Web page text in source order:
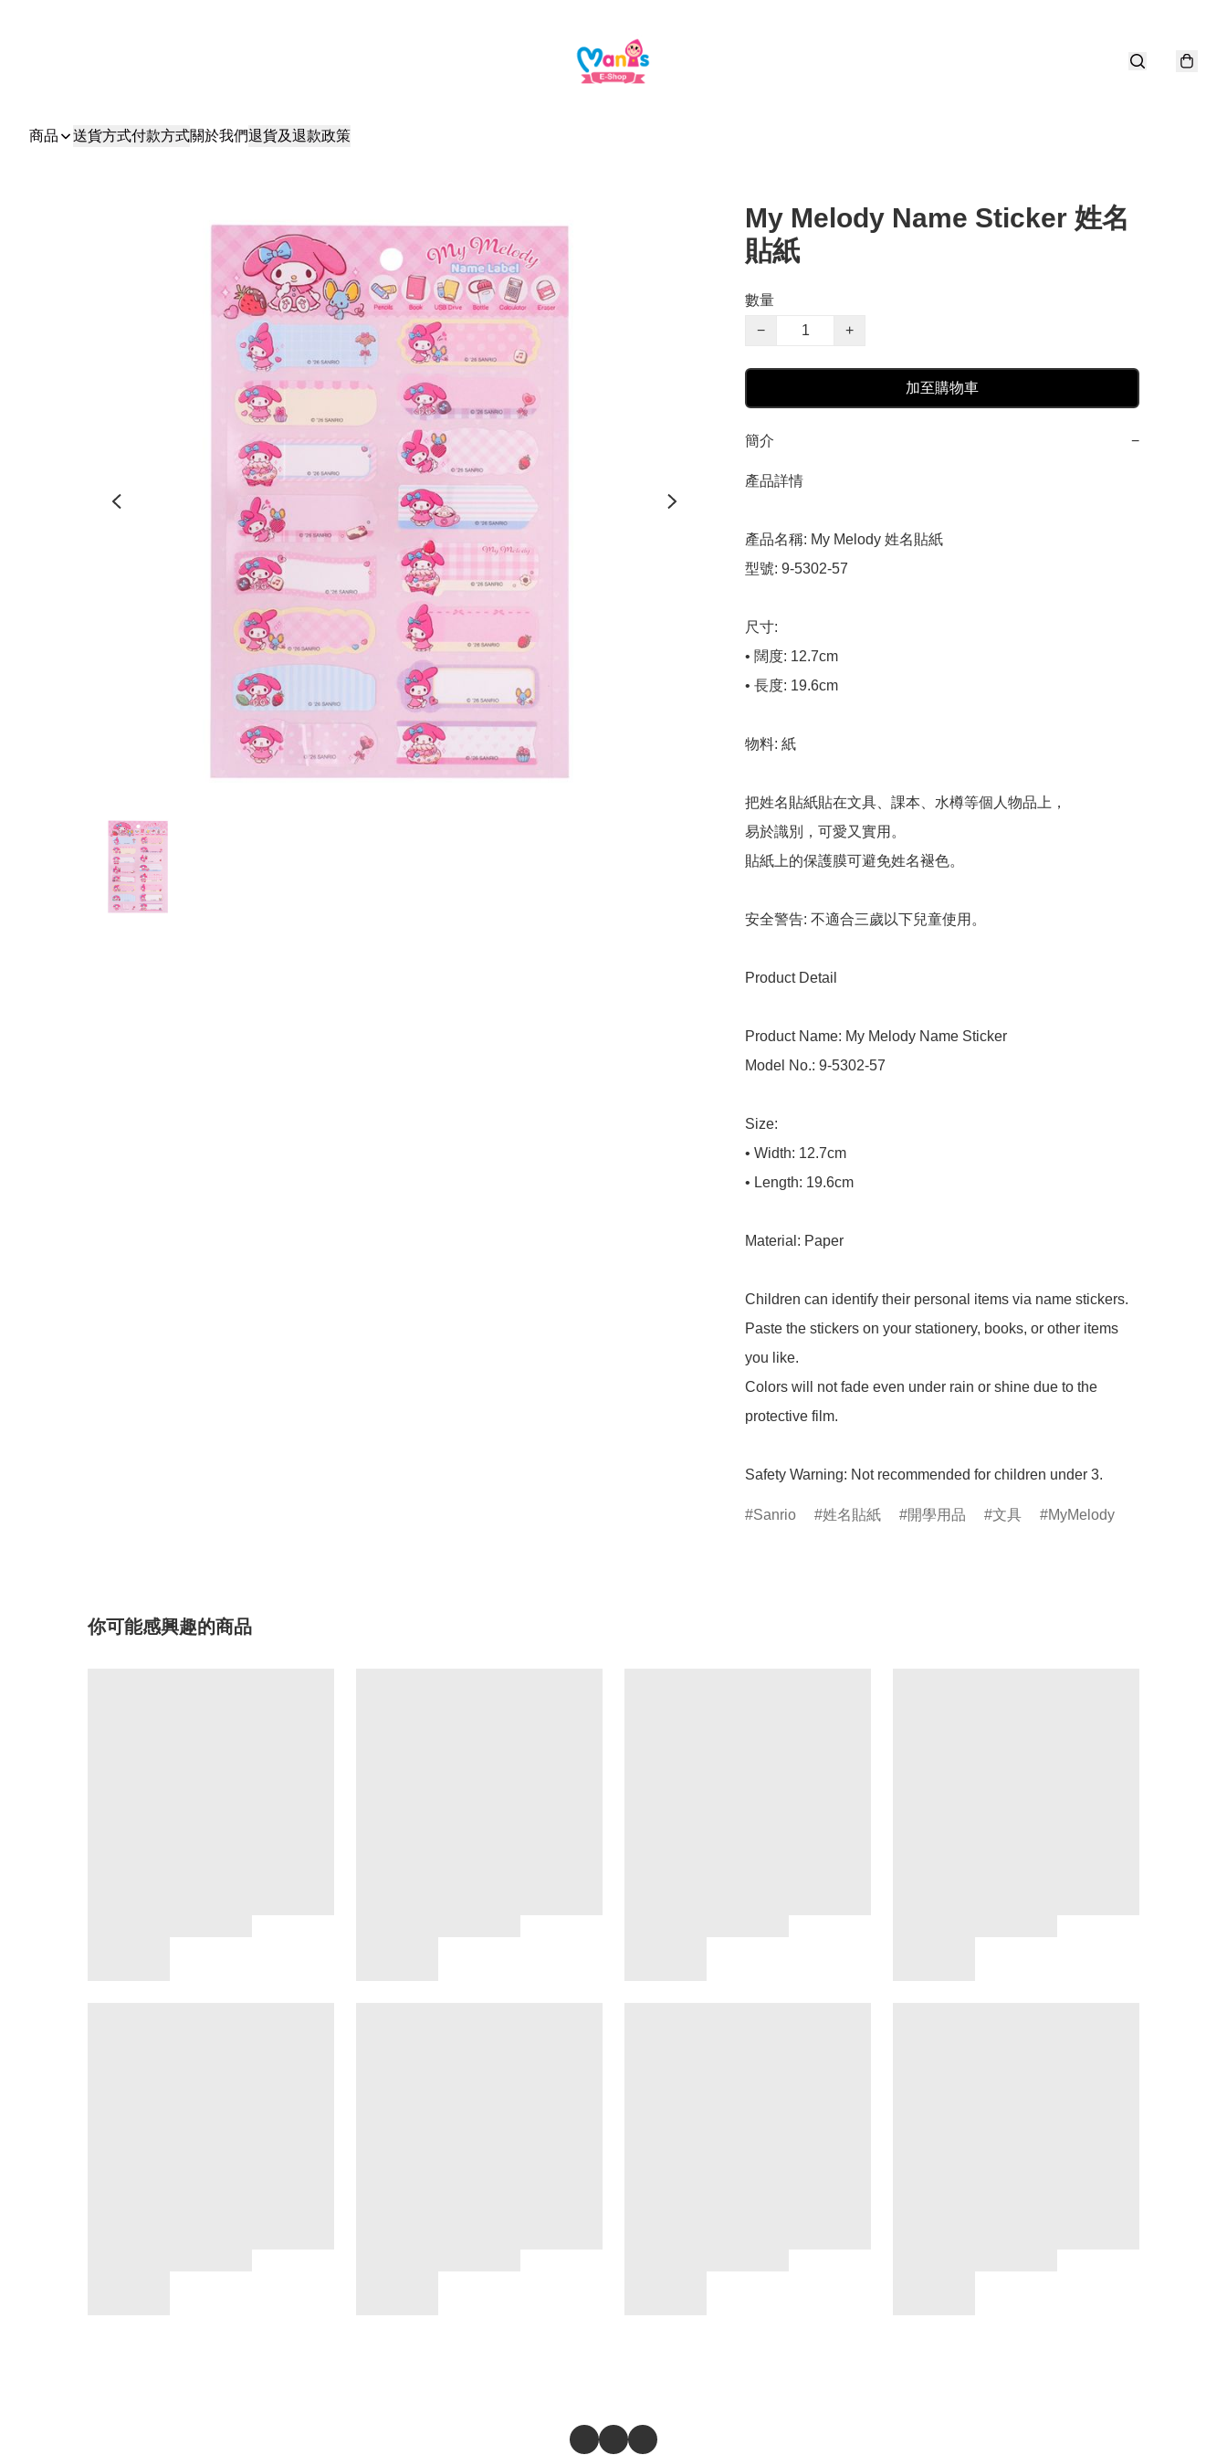
商品 送貨方式付款方式關於我們退貨及退款政策
My Melody Name Sticker 姓名
貼紙
數量
−
+
加至購物車
簡介 −
產品詳情
產品名稱: My Melody 姓名貼紙
型號: 9-5302-57
尺寸:
• 闊度: 12.7cm
• 長度: 19.6cm
物料: 紙
把姓名貼紙貼在文具、課本、水樽等個人物品上，
易於識別，可愛又實用。
貼紙上的保護膜可避免姓名褪色。
安全警告: 不適合三歲以下兒童使用。
Product Detail
Product Name: My Melody Name Sticker
Model No.: 9-5302-57
Size:
• Width: 12.7cm
• Length: 19.6cm
Material: Paper
Children can identify their personal items via name stickers.
Paste the stickers on your stationery, books, or other items
you like.
Colors will not fade even under rain or shine due to the
protective film.
Safety Warning: Not recommended for children under 3.
Sanrio 姓名貼紙 開學用品 文具 MyMelody
你可能感興趣的商品